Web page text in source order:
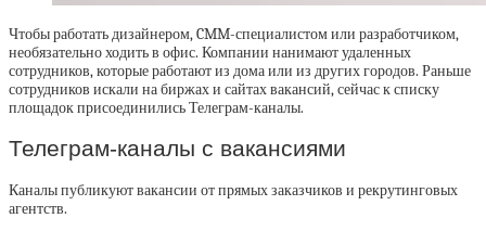
Чтобы работать дизайнером, CMM-специалистом или разработчиком,
необязательно ходить в офис. Компании нанимают удаленных
сотрудников, которые работают из дома или из других городов. Раньше
сотрудников искали на биржах и сайтах вакансий, сейчас к списку
площадок присоединились Телеграм-каналы.
Телеграм-каналы с вакансиями
Каналы публикуют вакансии от прямых заказчиков и рекрутинговых
агентств.